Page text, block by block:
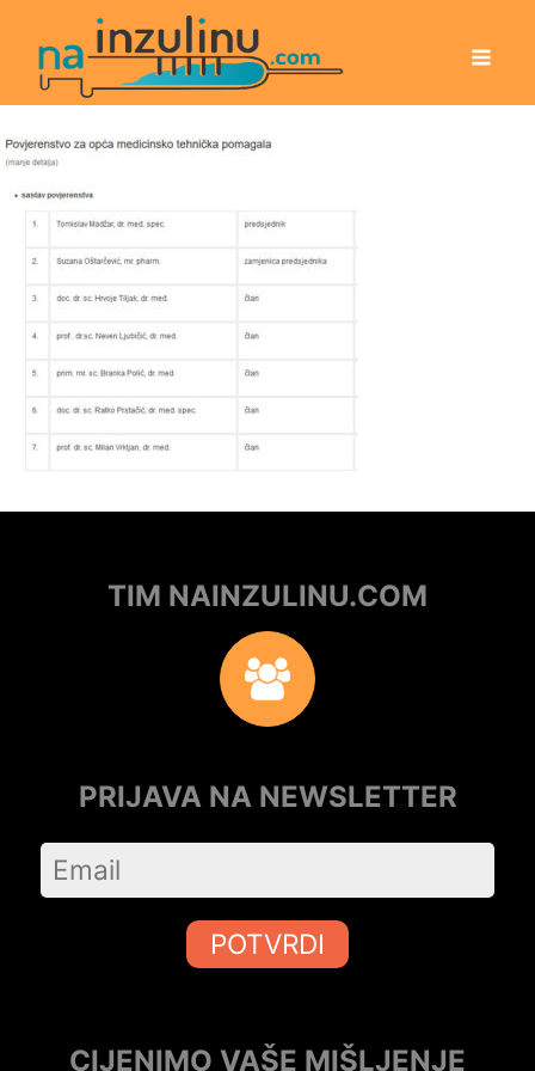
TIM NAINZULINU.COM
PRIJAVA NA NEWSLETTER
POTVRDI
CIJENIMO VAŠE MIŠLJENJE